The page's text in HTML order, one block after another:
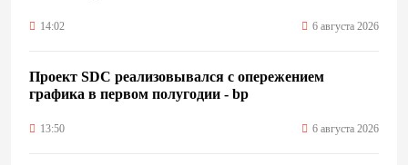
14:02 6 августа 2026
Проект SDC реализовывался с опережением
графика в первом полугодии - bp
13:50 6 августа 2026